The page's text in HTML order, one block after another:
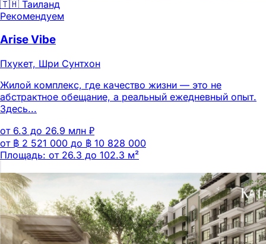
🇹🇭 Таиланд
Рекомендуем
Arise Vibe
Пхукет, Шри Сунтхон
Жилой комплекс, где качество жизни — это не
абстрактное обещание, а реальный ежедневный опыт.
Здесь...
от 6.3 до 26.9 млн ₽
от ฿ 2 521 000 до ฿ 10 828 000
Площадь: от 26.3 до 102.3 м²